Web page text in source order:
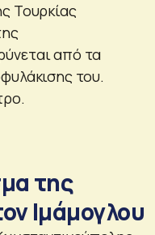
Τουρκίας
από τα
του.
της
Ιμάμογλου